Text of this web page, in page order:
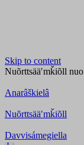
Skip to content
Nuõrttsääʹmǩiõll nuo
Anarâškielâ
Nuõrttsääʹmǩiõll
Davvisámegiella